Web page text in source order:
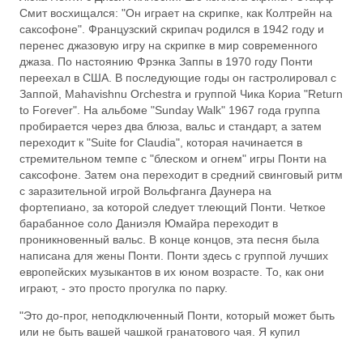
Смит восхищался: "Он играет на скрипке, как Колтрейн на
саксофоне". Французский скрипач родился в 1942 году и
перенес джазовую игру на скрипке в мир современного
джаза. По настоянию Фрэнка Заппы в 1970 году Понти
переехал в США. В последующие годы он гастролировал с
Заппой, Mahavishnu Orchestra и группой Чика Кориа "Return
to Forever". На альбоме "Sunday Walk" 1967 года группа
пробирается через два блюза, вальс и стандарт, а затем
переходит к "Suite for Claudia", которая начинается в
стремительном темпе с "блеском и огнем" игры Понти на
саксофоне. Затем она переходит в средний свинговый ритм
с заразительной игрой Вольфганга Даунера на
фортепиано, за которой следует тлеющий Понти. Четкое
барабанное соло Даниэля Юмайра переходит в
проникновенный вальс. В конце концов, эта песня была
написана для жены Понти. Понти здесь с группой лучших
европейских музыкантов в их юном возрасте. То, как они
играют, - это просто прогулка по парку.
"Это до-прог, неподключенный Понти, который может быть
или не быть вашей чашкой гранатового чая. Я купил